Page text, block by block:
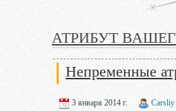
АТРИБУТ
Непременные
3 января 2014 г. Carsliy